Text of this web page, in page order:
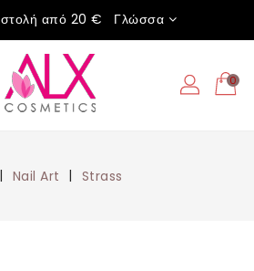
από 20 € Γλώσσα
0
Nail Art Strass